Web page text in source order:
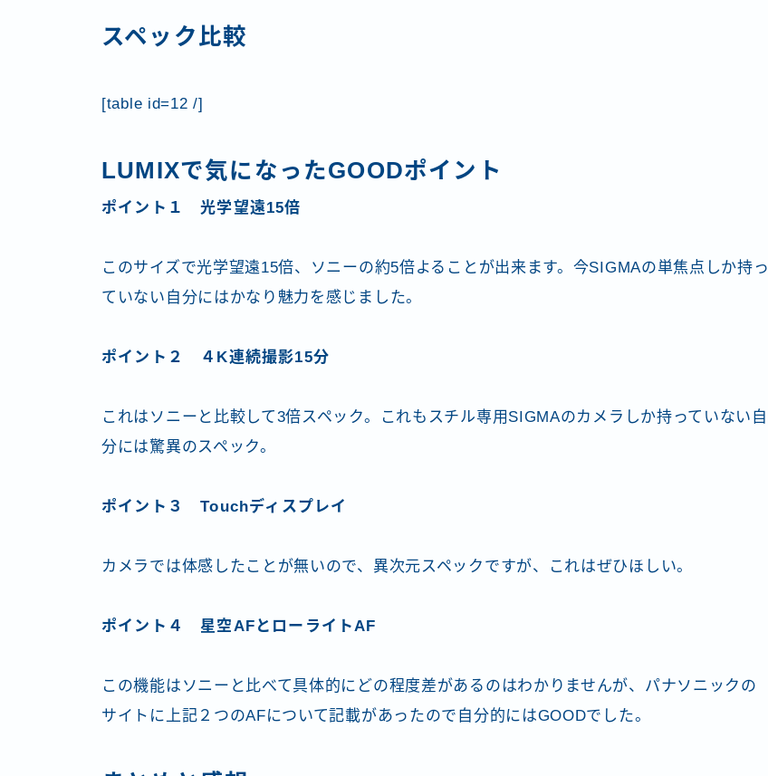
スペック比較
[table id=12 /]
LUMIXで気になったGOODポイント
ポイント１ 光学望遠15倍
このサイズで光学望遠15倍、ソニーの約5倍よることが出来ます。今SIGMAの単焦点しか持っ
ていない自分にはかなり魅力を感じました。
ポイント２ ４K連続撮影15分
これはソニーと比較して3倍スペック。これもスチル専用SIGMAのカメラしか持っていない自
分には驚異のスペック。
ポイント３ Touchディスプレイ
カメラでは体感したことが無いので、異次元スペックですが、これはぜひほしい。
ポイント４ 星空AFとローライトAF
この機能はソニーと比べて具体的にどの程度差があるのはわかりませんが、パナソニックの
サイトに上記２つのAFについて記載があったので自分的にはGOODでした。